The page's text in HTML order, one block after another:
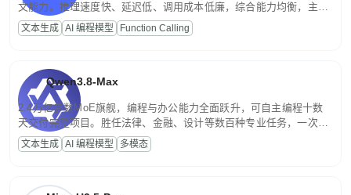
文能力。推理速度快、延迟低、调用成本低廉，综合能力均衡，主打
高并发、轻量化任务，适合日常对话、内容创作、基础 RAG、批量
文案处理等普惠刚需场景。
文本生成 AI 编程模型 Function Calling
Qwen3.8-Max
2.4万亿参数MoE旗舰，编程与办公能力全面跃升，可自主编程十数
天交付完整项目。胜任法律、金融、设计等数百种专业任务，一次对
话端到端交付生产级成果。原生视觉理解贯穿规划、执行与验证全流
程，支持超长文档与长视频的深度语义解析。长程任务中自主规划与
文本生成 AI 编程模型 多模态